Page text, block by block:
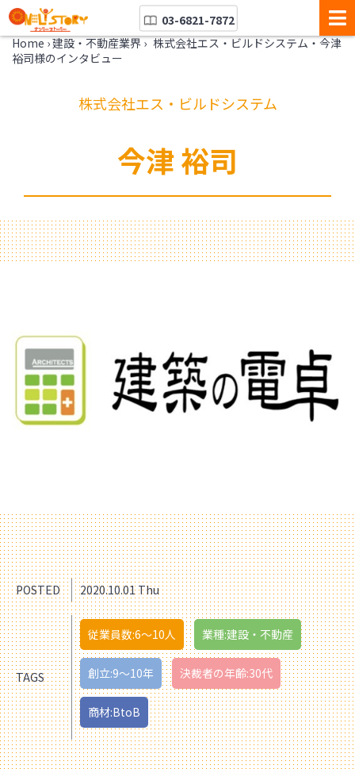
03-6821-7872
Home ›建設・不動産業界 › 株式会社エス・ビルドシステム・今津
裕司様のインタビュー
株式会社エス・ビルドシステム
今津 裕司
POSTED 2020.10.01 Thu
TAGS
従業員数:6～10人 業種:建設・不動産
創立:9〜10年 決裁者の年齢:30代
商材:BtoB